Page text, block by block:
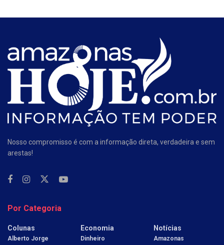
Nosso compromisso é com a informação direta, verdadeira e sem
arestas!
Por Categoria
Colunas
Alberto Jorge
Economia
Dinheiro
Notícias
Amazonas